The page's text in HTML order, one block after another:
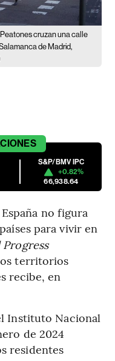
Peatones cruzan una calle
de Madrid,
S&P/BMV IPC
+0.82%
66,938.64
no figura
para vivir en
Progress
territorios
recibe, en
Instituto Nacional
de 2024
residentes